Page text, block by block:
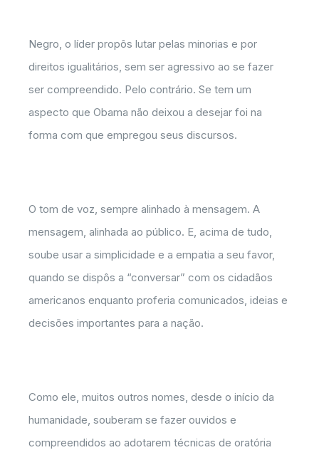
Negro, o líder propôs lutar pelas minorias e por
direitos igualitários, sem ser agressivo ao se fazer
ser compreendido. Pelo contrário. Se tem um
aspecto que Obama não deixou a desejar foi na
forma com que empregou seus discursos.
O tom de voz, sempre alinhado à mensagem. A
mensagem, alinhada ao público. E, acima de tudo,
soube usar a simplicidade e a empatia a seu favor,
quando se dispôs a “conversar” com os cidadãos
americanos enquanto proferia comunicados, ideias e
decisões importantes para a nação.
Como ele, muitos outros nomes, desde o início da
humanidade, souberam se fazer ouvidos e
compreendidos ao adotarem técnicas de oratória